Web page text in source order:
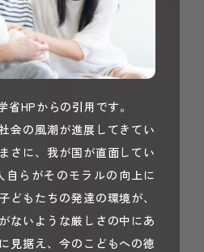
HPからの引用です。
会の風潮が進展してきてい
さに、我が国が直面してい
自らがそのモラルの向上に
どもたちの発達の環境が、
ないような厳しさの中にあ
見据え、今のこどもへの徳